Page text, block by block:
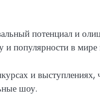
потенциал и
и популярности в мире
и
шоу.